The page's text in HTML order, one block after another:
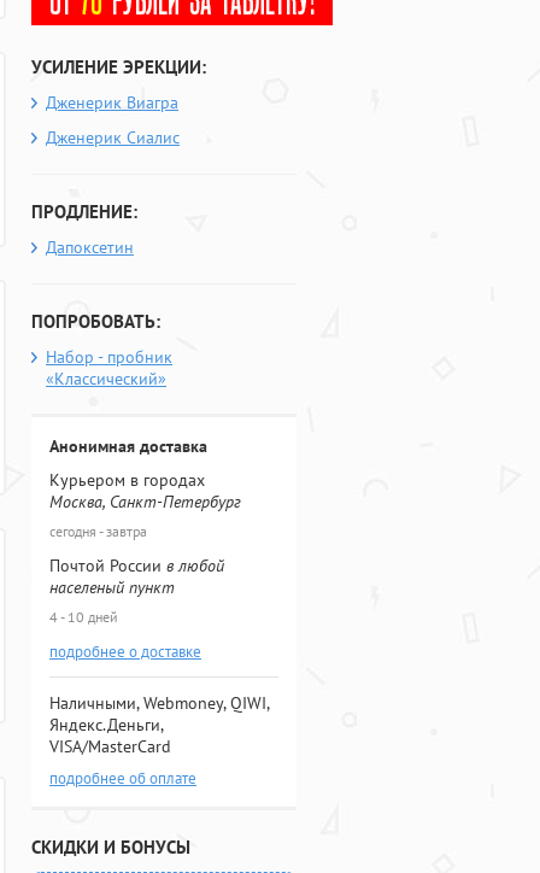
УСИЛЕНИЕ ЭРЕКЦИИ:
Дженерик Виагра
Дженерик Сиалис
ПРОДЛЕНИЕ:
Дапоксетин
ПОПРОБОВАТЬ:
Набор - пробник
«Классический»
Анонимная доставка
Курьером в городах
Москва, Санкт-Петербург
сегодня - завтра
Почтой России в любой
населеный пункт
4 - 10 дней
подробнее о доставке
Наличными, Webmoney, QIWI,
Яндекс.Деньги,
VISA/MasterCard
подробнее об оплате
СКИДКИ И БОНУСЫ